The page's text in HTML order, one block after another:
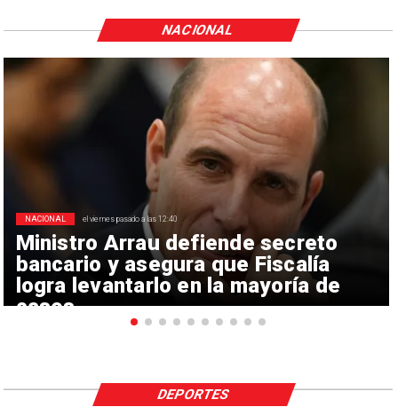
Ministro Arrau defiende secreto
bancario y asegura que Fiscalía
logra levantarlo en la mayoría de
casos
NACIONAL el viernes pasado a las 12:40
NACIONAL
DEPORTES